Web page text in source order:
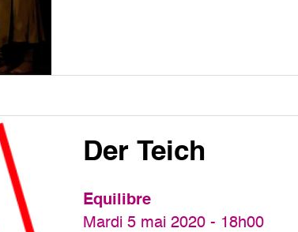
Der Teich
Equilibre
Mardi 5 mai 2020 - 18h00